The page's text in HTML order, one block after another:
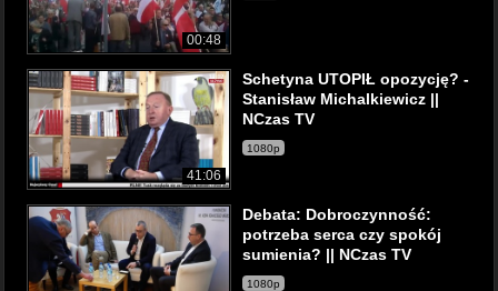
00:48
41:06
Schetyna UTOPIŁ opozycję? -
Stanisław Michalkiewicz ||
NCzas TV
1080p
Debata: Dobroczynność:
potrzeba serca czy spokój
sumienia? || NCzas TV
1080p